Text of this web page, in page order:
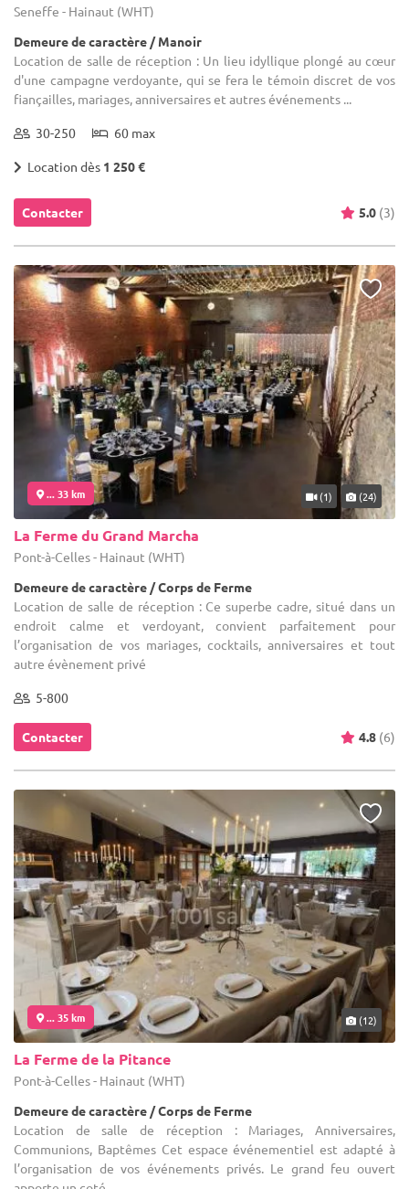
Seneffe - Hainaut (WHT)
Demeure de caractère / Manoir
Location de salle de réception : Un lieu idyllique plongé au cœur
d'une campagne verdoyante, qui se fera le témoin discret de vos
fiançailles, mariages, anniversaires et autres événements ...
30-250 60 max
Location dès 1 250 €
Contacter 5.0 (3)
... 33 km (1) (24)
La Ferme du Grand Marcha
Pont-à-Celles - Hainaut (WHT)
Demeure de caractère / Corps de Ferme
Location de salle de réception : Ce superbe cadre, situé dans un
endroit calme et verdoyant, convient parfaitement pour
l’organisation de vos mariages, cocktails, anniversaires et tout
autre évènement privé
5-800
Contacter 4.8 (6)
... 35 km (12)
La Ferme de la Pitance
Pont-à-Celles - Hainaut (WHT)
Demeure de caractère / Corps de Ferme
Location de salle de réception : Mariages, Anniversaires,
Communions, Baptêmes Cet espace événementiel est adapté à
l’organisation de vos événements privés. Le grand feu ouvert